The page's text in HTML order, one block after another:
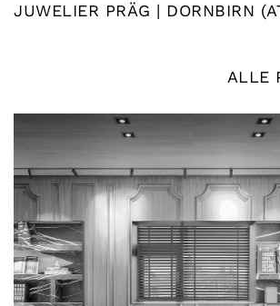
JUWELIER PRÄG | DORNBIRN
ALLE